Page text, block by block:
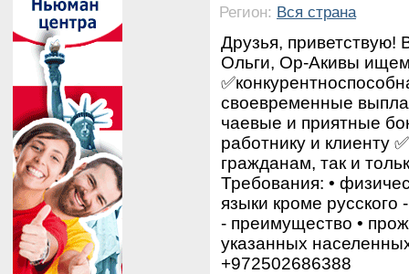
Регион: Вся страна
Друзья, приветствую!
Ольги, Ор-Акивы
своевременные
чаевые и приятные
работнику и клиенту
гражданам, так и
Требования: •⁠
⁠языки кроме
- преимущество •⁠
указанных
+972502686388